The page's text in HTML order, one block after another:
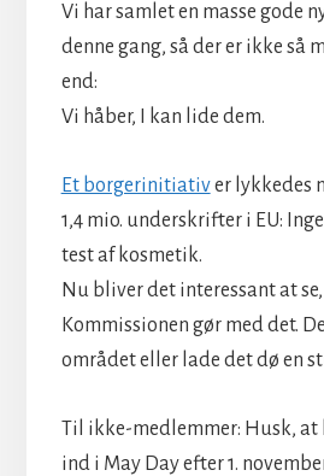
Vi har samlet en masse gode
denne gang, så der er ikke så
end:
Vi håber, I kan lide dem.
Et borgerinitiativer lykkedes
1,4 mio. underskrifter i EU:
test af kosmetik.
Nu bliver det interessant at
Kommissionen gør med det.
området eller lade det dø en
Til ikke-medlemmer: Husk, at
ind i May Day efter 1.